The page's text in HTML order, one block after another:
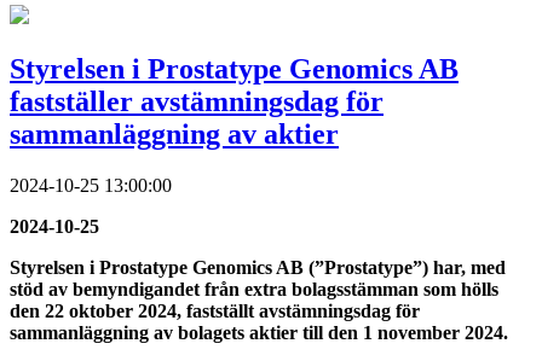
Styrelsen i Prostatype Genomics AB
fastställer avstämningsdag för
sammanläggning av aktier
2024-10-25 13:00:00
2024-10-25
Styrelsen i Prostatype Genomics AB (”Prostatype”) har, med
stöd av bemyndigandet från extra bolagsstämman som hölls
den 22 oktober 2024, fastställt avstämningsdag för
sammanläggning av bolagets aktier till den 1 november 2024.